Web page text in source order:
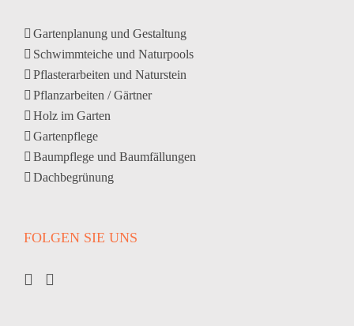
Gartenplanung und Gestaltung
Schwimmteiche und Naturpools
Pflasterarbeiten und Naturstein
Pflanzarbeiten / Gärtner
Holz im Garten
Gartenpflege
Baumpflege und Baumfällungen
Dachbegrünung
FOLGEN SIE UNS